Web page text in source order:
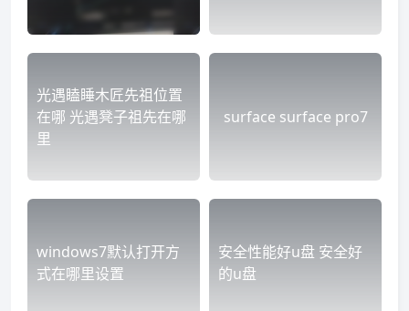
光遇瞌睡木匠先祖位置
在哪 光遇凳子祖先在哪
里
surface surface pro7
windows7默认打开方
式在哪里设置
安全性能好u盘 安全好
的u盘